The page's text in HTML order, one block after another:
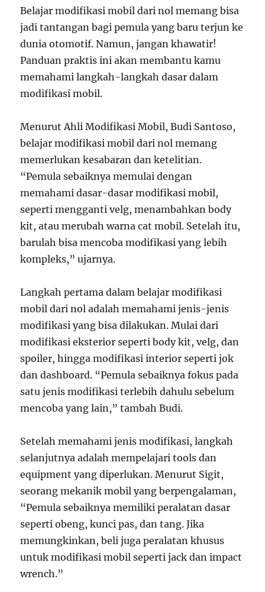
Belajar modifikasi mobil dari nol memang bisa
jadi tantangan bagi pemula yang baru terjun ke
dunia otomotif. Namun, jangan khawatir!
Panduan praktis ini akan membantu kamu
memahami langkah-langkah dasar dalam
modifikasi mobil.
Menurut Ahli Modifikasi Mobil, Budi Santoso,
belajar modifikasi mobil dari nol memang
memerlukan kesabaran dan ketelitian.
“Pemula sebaiknya memulai dengan
memahami dasar-dasar modifikasi mobil,
seperti mengganti velg, menambahkan body
kit, atau merubah warna cat mobil. Setelah itu,
barulah bisa mencoba modifikasi yang lebih
kompleks,” ujarnya.
Langkah pertama dalam belajar modifikasi
mobil dari nol adalah memahami jenis-jenis
modifikasi yang bisa dilakukan. Mulai dari
modifikasi eksterior seperti body kit, velg, dan
spoiler, hingga modifikasi interior seperti jok
dan dashboard. “Pemula sebaiknya fokus pada
satu jenis modifikasi terlebih dahulu sebelum
mencoba yang lain,” tambah Budi.
Setelah memahami jenis modifikasi, langkah
selanjutnya adalah mempelajari tools dan
equipment yang diperlukan. Menurut Sigit,
seorang mekanik mobil yang berpengalaman,
“Pemula sebaiknya memiliki peralatan dasar
seperti obeng, kunci pas, dan tang. Jika
memungkinkan, beli juga peralatan khusus
untuk modifikasi mobil seperti jack dan impact
wrench.”